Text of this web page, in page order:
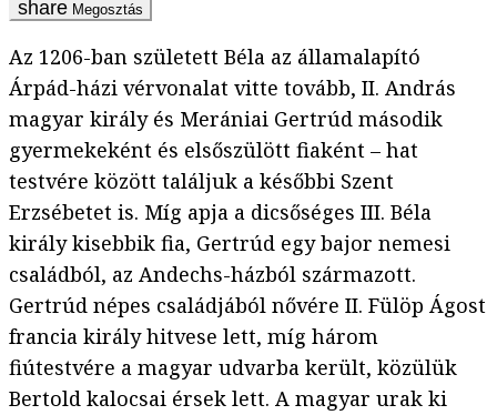
Megosztás
Az 1206-ban született Béla az államalapító
Árpád-házi vérvonalat vitte tovább, II. András
magyar király és Merániai Gertrúd második
gyermekeként és elsőszülött fiaként – hat
testvére között találjuk a későbbi Szent
Erzsébetet is. Míg apja a dicsőséges III. Béla
király kisebbik fia, Gertrúd egy bajor nemesi
családból, az Andechs-házból származott.
Gertrúd népes családjából nővére II. Fülöp Ágost
francia király hitvese lett, míg három
fiútestvére a magyar udvarba került, közülük
Bertold kalocsai érsek lett. A magyar urak ki